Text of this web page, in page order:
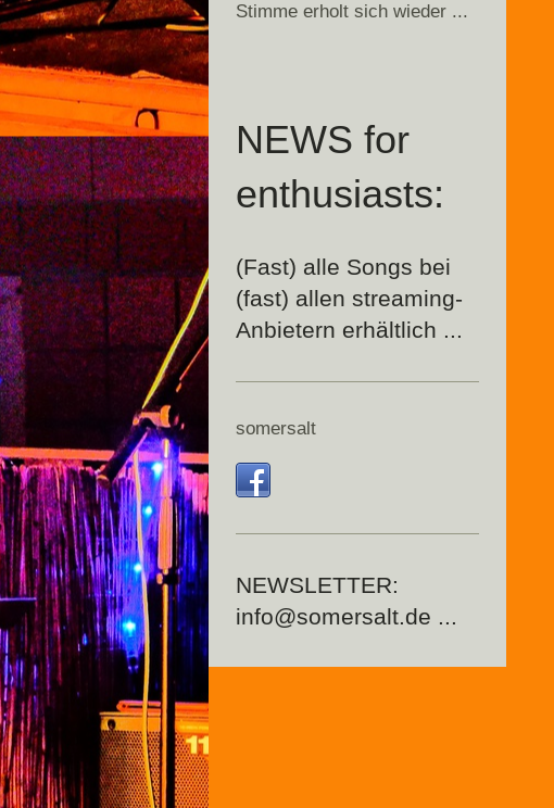
Stimme erholt sich wieder ...
NEWS for
enthusiasts:
(Fast) alle Songs bei
(fast) allen streaming-
Anbietern erhältlich ...
somersalt
NEWSLETTER:
info@somersalt.de ...